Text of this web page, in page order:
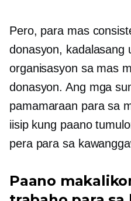
Pero, para mas
donasyon, kadalasang
organisasyon sa mas
donasyon. Ang mga
pamamaraan para sa
iisip kung paano
pera para sa
Paano